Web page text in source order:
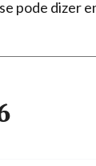
pode dizer